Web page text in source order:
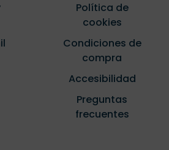
Política de
cookies
Condiciones de
compra
Accesibilidad
Preguntas
frecuentes